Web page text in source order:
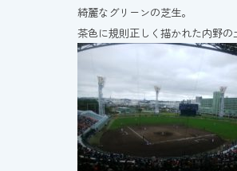
綺麗なグリーンの芝生。
茶色に規則正しく描かれた内野の